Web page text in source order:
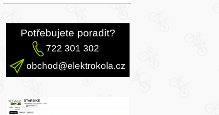
Potřebujete poradit?
722 301 302
obchod@elektrokola.cz